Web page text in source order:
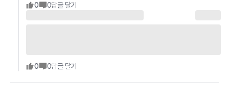
0 0답글 달기
0 0답글 달기